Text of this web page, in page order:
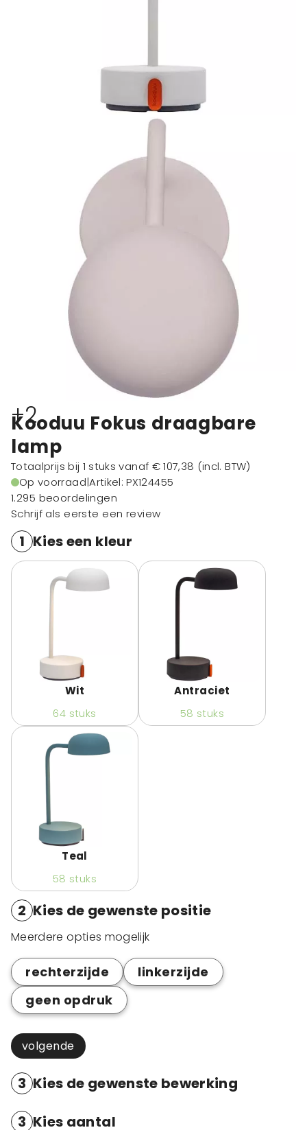
+2
Kooduu Fokus draagbare
lamp
Totaalprijs bij 1 stuks vanaf € 107,38 (incl. BTW)
Op voorraad|Artikel: PX124455
1.295 beoordelingen
Schrijf als eerste een review
1 Kies een kleur
Wit
64 stuks
Antraciet
58 stuks
Teal
58 stuks
2 Kies de gewenste positie
Meerdere opties mogelijk
rechterzijde
linkerzijde
geen opdruk
volgende
3 Kies de gewenste bewerking
3 Kies aantal